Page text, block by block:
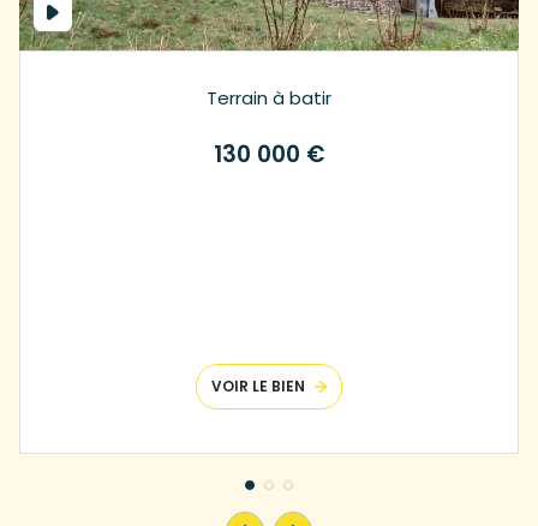
Terrain à batir
130 000 €
VOIR LE BIEN